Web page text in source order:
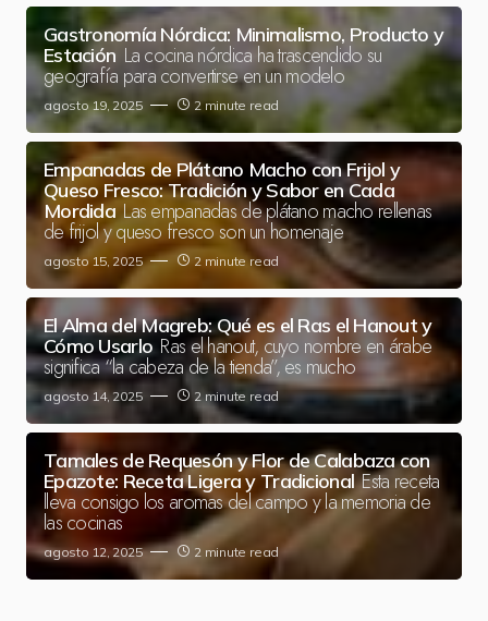
Gastronomía Nórdica: Minimalismo, Producto y
Estación La cocina nórdica ha trascendido su
geografía para convertirse en un modelo
agosto 19, 2025 2 minute read
Empanadas de Plátano Macho con Frijol y
Queso Fresco: Tradición y Sabor en Cada
Mordida Las empanadas de plátano macho rellenas
de frijol y queso fresco son un homenaje
agosto 15, 2025 2 minute read
El Alma del Magreb: Qué es el Ras el Hanout y
Cómo Usarlo Ras el hanout, cuyo nombre en árabe
significa “la cabeza de la tienda”, es mucho
agosto 14, 2025 2 minute read
Tamales de Requesón y Flor de Calabaza con
Epazote: Receta Ligera y Tradicional Esta receta
lleva consigo los aromas del campo y la memoria de
las cocinas
agosto 12, 2025 2 minute read